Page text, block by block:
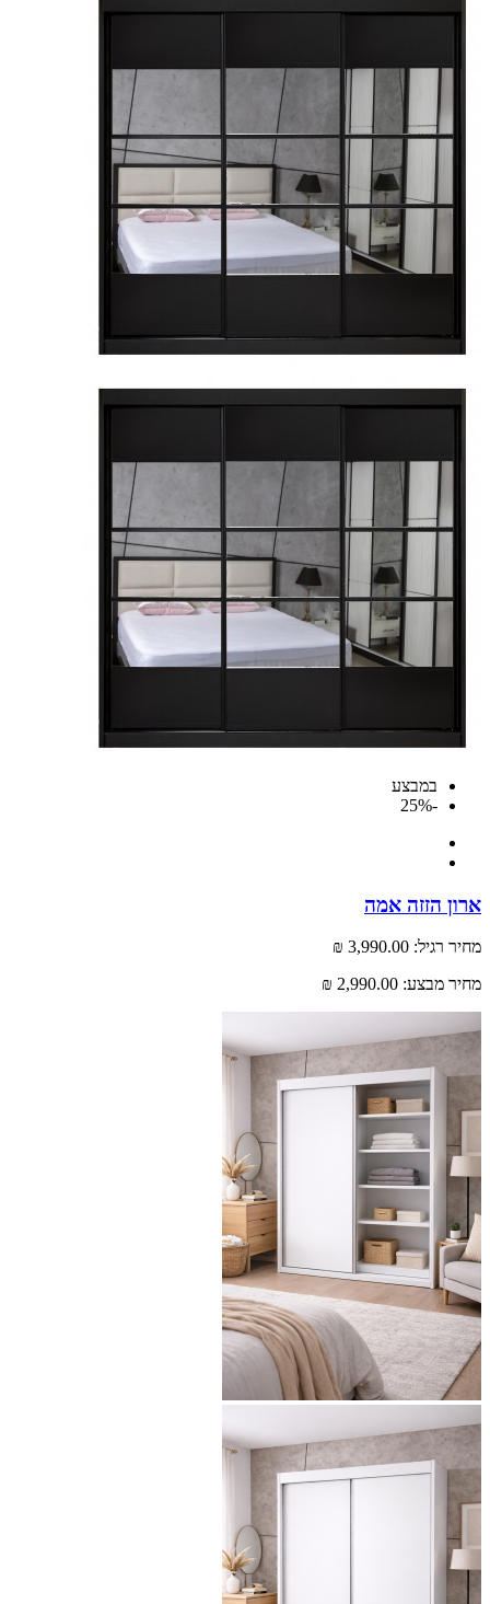
במבצע
הזזה אמה
רגיל: 3,990.00 ₪
מבצע: 2,990.00 ₪